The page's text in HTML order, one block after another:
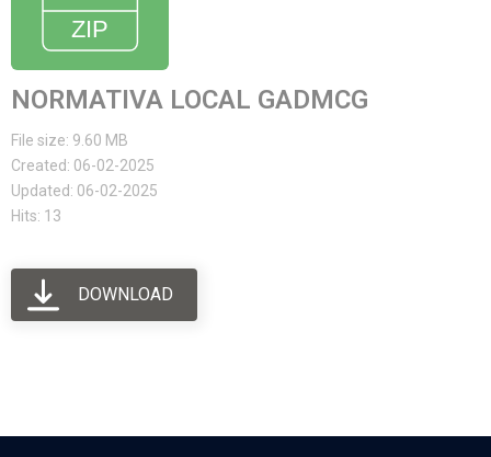
NORMATIVA LOCAL GADMCG
File size: 9.60 MB
Created: 06-02-2025
Updated: 06-02-2025
Hits: 13
DOWNLOAD